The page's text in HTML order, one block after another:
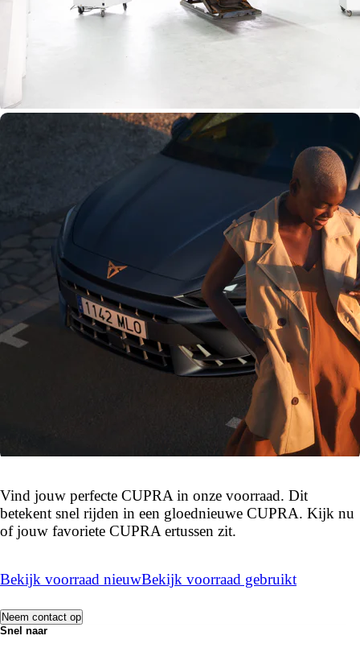
Vind jouw perfecte CUPRA in onze voorraad. Dit
betekent snel rijden in een gloednieuwe CUPRA. Kijk nu
of jouw favoriete CUPRA ertussen zit.
Bekijk voorraad nieuwBekijk voorraad gebruikt
Neem contact op
Snel naar